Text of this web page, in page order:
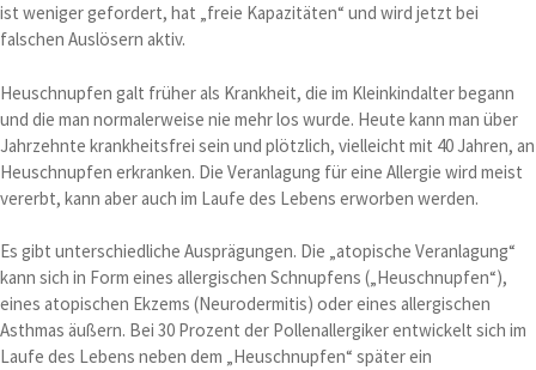
ist weniger gefordert, hat „freie Kapazitäten“ und wird jetzt bei
falschen Auslösern aktiv.
Heuschnupfen galt früher als Krankheit, die im Kleinkindalter begann
und die man normalerweise nie mehr los wurde. Heute kann man über
Jahrzehnte krankheitsfrei sein und plötzlich, vielleicht mit 40 Jahren, an
Heuschnupfen erkranken. Die Veranlagung für eine Allergie wird meist
vererbt, kann aber auch im Laufe des Lebens erworben werden.
Es gibt unterschiedliche Ausprägungen. Die „atopische Veranlagung“
kann sich in Form eines allergischen Schnupfens („Heuschnupfen“),
eines atopischen Ekzems (Neurodermitis) oder eines allergischen
Asthmas äußern. Bei 30 Prozent der Pollenallergiker entwickelt sich im
Laufe des Lebens neben dem „Heuschnupfen“ später ein